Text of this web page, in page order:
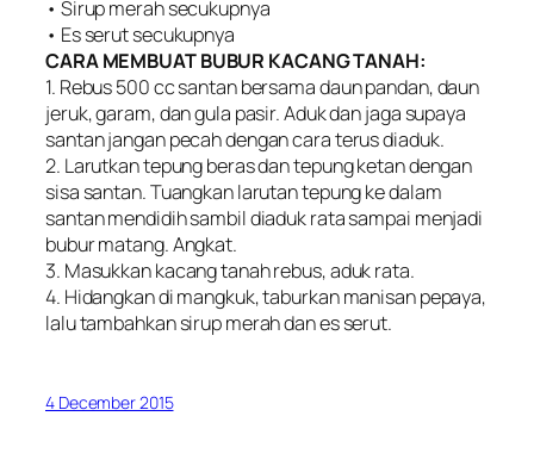
• Sirup merah secukupnya
• Es serut secukupnya
CARA MEMBUAT BUBUR KACANG TANAH:
1. Rebus 500 cc santan bersama daun pandan, daun
jeruk, garam, dan gula pasir. Aduk dan jaga supaya
santan jangan pecah dengan cara terus diaduk.
2. Larutkan tepung beras dan tepung ketan dengan
sisa santan. Tuangkan larutan tepung ke dalam
santan mendidih sambil diaduk rata sampai menjadi
bubur matang. Angkat.
3. Masukkan kacang tanah rebus, aduk rata.
4. Hidangkan di mangkuk, taburkan manisan pepaya,
lalu tambahkan sirup merah dan es serut.
4 December 2015